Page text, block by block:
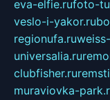
eva-elfie.rufoto-
veslo-i-yakor.ru
regionufa.ru
universalia.ru
clubfisher.ru
muraviovka-